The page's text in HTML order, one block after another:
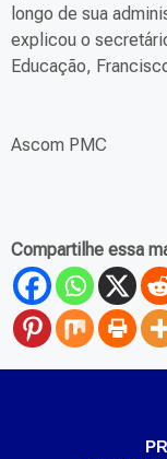
longo de sua
explicou o
Educação,
Ascom PMC
Compartilhe essa